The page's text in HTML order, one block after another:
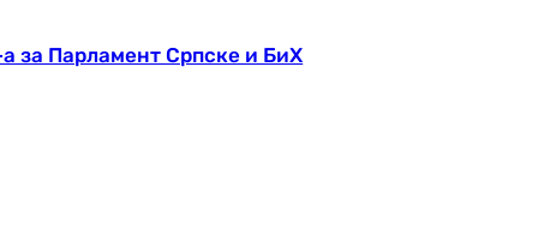
за Парламент Српске и БиХ